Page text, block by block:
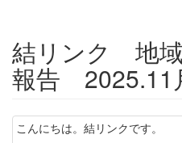
結リンク 地
報告 2025.11
こんにちは。結リンクです。